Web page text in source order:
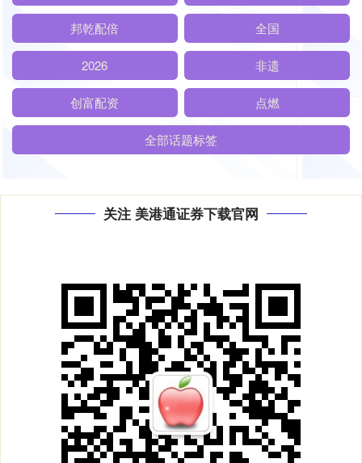
邦乾配倍 全国
2026 非遗
创富配资 点燃
全部话题标签
关注 美港通证券下载官网